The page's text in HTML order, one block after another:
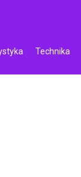
Technika